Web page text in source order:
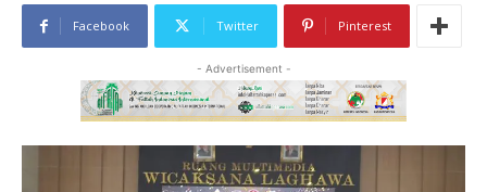
Facebook Twitter Pinterest
- Advertisement -